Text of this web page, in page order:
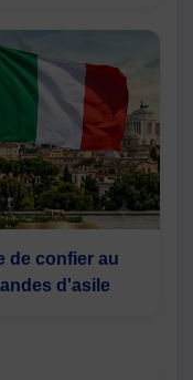
de confier au
d'asile